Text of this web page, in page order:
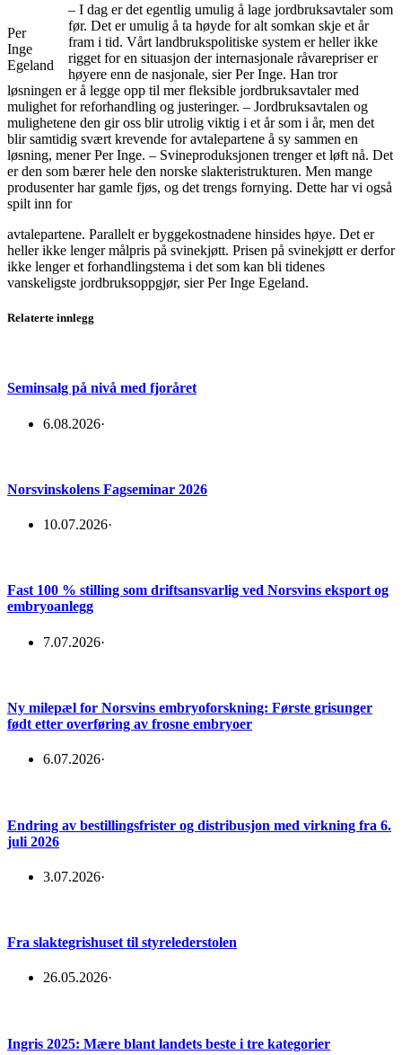
Per
Inge
Egeland
– I dag er det egentlig umulig å lage jordbruksavtaler som
før. Det er umulig å ta høyde for alt somkan skje et år
fram i tid. Vårt landbrukspolitiske system er heller ikke
rigget for en situasjon der internasjonale råvarepriser er
høyere enn de nasjonale, sier Per Inge. Han tror
løsningen er å legge opp til mer fleksible jordbruksavtaler med
mulighet for reforhandling og justeringer. – Jordbruksavtalen og
mulighetene den gir oss blir utrolig viktig i et år som i år, men det
blir samtidig svært krevende for avtalepartene å sy sammen en
løsning, mener Per Inge. – Svineproduksjonen trenger et løft nå. Det
er den som bærer hele den norske slakteristrukturen. Men mange
produsenter har gamle fjøs, og det trengs fornying. Dette har vi også
spilt inn for
avtalepartene. Parallelt er byggekostnadene hinsides høye. Det er
heller ikke lenger målpris på svinekjøtt. Prisen på svinekjøtt er derfor
ikke lenger et forhandlingstema i det som kan bli tidenes
vanskeligste jordbruksoppgjør, sier Per Inge Egeland.
Relaterte innlegg
Seminsalg på nivå med fjoråret
6.08.2026·
Norsvinskolens Fagseminar 2026
10.07.2026·
Fast 100 % stilling som driftsansvarlig ved Norsvins eksport og
embryoanlegg
7.07.2026·
Ny milepæl for Norsvins embryoforskning: Første grisunger
født etter overføring av frosne embryoer
6.07.2026·
Endring av bestillingsfrister og distribusjon med virkning fra 6.
juli 2026
3.07.2026·
Fra slaktegrishuset til styrelederstolen
26.05.2026·
Ingris 2025: Mære blant landets beste i tre kategorier